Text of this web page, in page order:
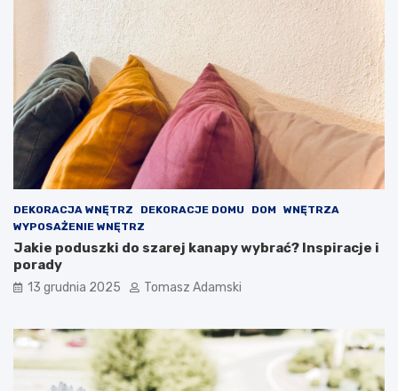
DEKORACJA WNĘTRZ DEKORACJE DOMU DOM
WNĘTRZA
WYPOSAŻENIE WNĘTRZ
Jakie poduszki do szarej kanapy wybrać? Inspiracje i
porady
13 grudnia 2025 Tomasz Adamski